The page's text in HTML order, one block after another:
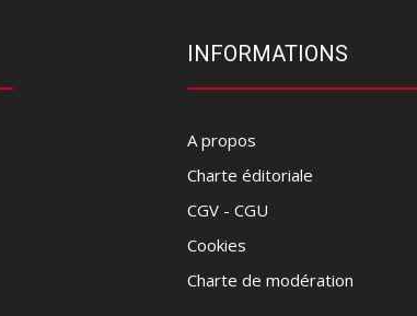
INFORMATIONS
A propos
Charte éditoriale
CGV - CGU
Cookies
Charte de modération